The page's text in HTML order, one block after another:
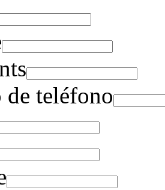
de teléfono